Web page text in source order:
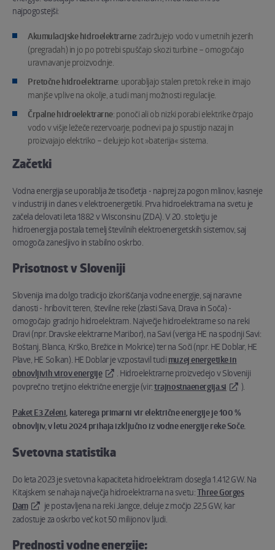
najpogostejši:
Akumulacijske hidroelektrarne: zadržujejo vodo v umetnih jezerih
(pregradah) in jo po potrebi spuščajo skozi turbine – omogočajo
uravnavanje proizvodnje.
Pretočne hidroelektrarne: uporabljajo stalen pretok reke in imajo
manjše vplive na okolje, a tudi manj možnosti regulacije.
Črpalne hidroelektrarne: ponoči ali ob nizki porabi elektrike črpajo
vodo v višje ležeče rezervoarje, podnevi pa jo spustijo nazaj in
proizvajajo elektriko – delujejo kot »baterija« sistema.
Začetki
Vodna energija se uporablja že tisočletja - najprej za pogon mlinov, kasneje
v industriji in danes v elektroenergetiki. Prva hidroelektrarna na svetu je
začela delovati leta 1882 v Wisconsinu (ZDA). V 20. stoletju je
hidroenergija postala temelj številnih elektroenergetskih sistemov, saj
omogoča zanesljivo in stabilno oskrbo.
Prisotnost v Sloveniji
Slovenija ima dolgo tradicijo izkoriščanja vodne energije, saj naravne
danosti - hribovit teren, številne reke (zlasti Sava, Drava in Soča) -
omogočajo gradnjo hidroelektrarn. Največje hidroelektrarne so na reki
Dravi (npr. Dravske elektrarne Maribor), na Savi (veriga HE na spodnji Savi:
Boštanj, Blanca, Krško, Brežice in Mokrice) ter na Soči (npr. HE Doblar, HE
Plave, HE Solkan). HE Doblar je vzpostavil tudi muzej energetike in
obnovljivih virov energije
. Hidroelektrarne proizvedejo v Sloveniji
povprečno tretjino električne energije (vir:trajnostnaenergija.si ).
Paket E3 Zeleni, katerega primarni vir električne energije je 100 %
obnovljiv, v letu 2024 prihaja izključno iz vodne energije reke Soče.
Svetovna statistika
Do leta 2023 je svetovna kapaciteta hidroelektrarn dosegla 1.412 GW. Na
Kitajskem se nahaja največja hidroelektrarna na svetu:Three Gorges
Dam
je postavljena na reki Jangce, deluje z močjo 22,5 GW, kar
zadostuje za oskrbo več kot 50 milijonov ljudi.
Prednosti vodne energije: